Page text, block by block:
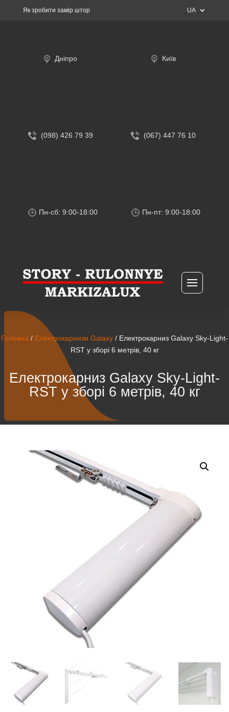
Як зробити замір штор UA
Дніпро
(098) 426 79 39
Пн-сб: 9:00-18:00
Київ
(067) 447 76 10
Пн-пт: 9:00-18:00
Головна / Електрокарнизи Galaxy / Електрокарниз Galaxy Sky-Light-
RST у зборі 6 метрів, 40 кг
Електрокарниз Galaxy Sky-Light-
RST у зборі 6 метрів, 40 кг